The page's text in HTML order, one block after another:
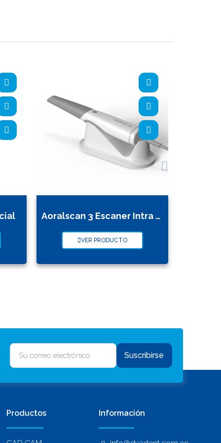
Aoralscan 3 Escaner Intra Oral
VER PRODUCTO
Suscribirse
Productos Información